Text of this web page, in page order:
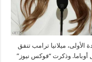
الأولى، ميلانيا ترامب تنفق
أوباما. وذكرت “فوكس نيوز”